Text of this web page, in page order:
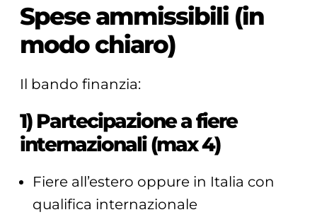
Spese ammissibili (in
modo chiaro)
Il bando finanzia:
1) Partecipazione a fiere
internazionali (max 4)
Fiere all’estero oppure in Italia con
qualifica internazionale